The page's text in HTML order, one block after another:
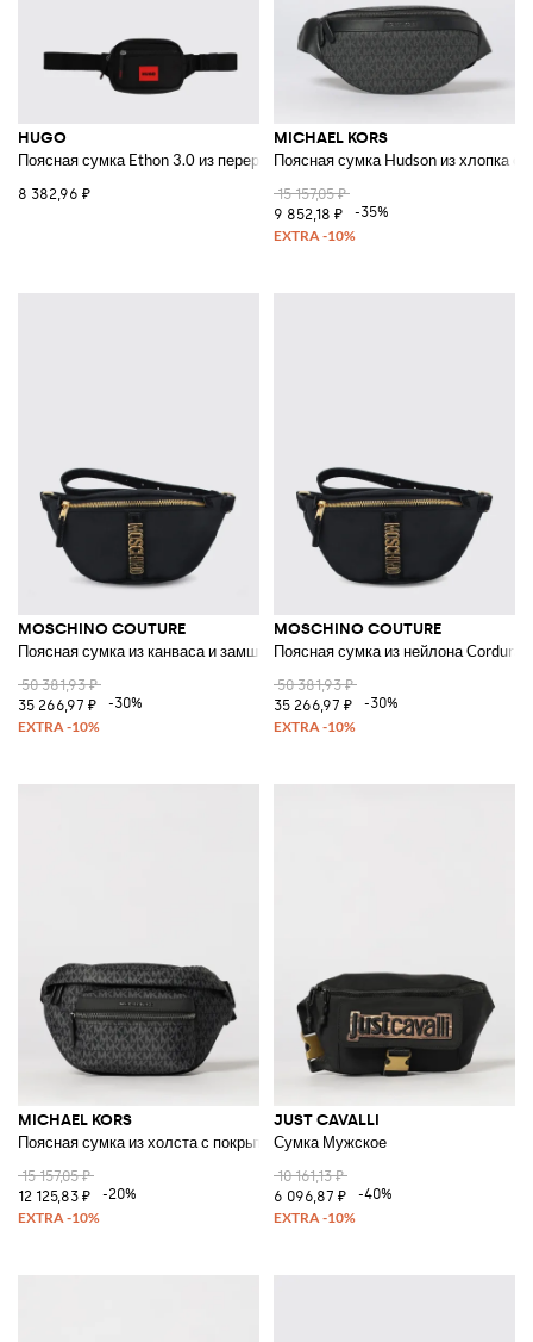
HUGO
Поясная сумка Ethon 3.0 из переработанного полиэстера с логотипом
8 382,96 ₽
MICHAEL KORS
Поясная сумка Hudson из хлопка
15 157,05 ₽
9 852,18 ₽
-35%
MOSCHINO COUTURE
Поясная сумка из канваса и замши
50 381,93 ₽
35 266,97 ₽
-30%
MOSCHINO COUTURE
Поясная сумка из нейлона Cordura
50 381,93 ₽
35 266,97 ₽
-30%
MICHAEL KORS
Поясная сумка из холста с покрытием и монограммным принтом MK
15 157,05 ₽
12 125,83 ₽
-20%
JUST CAVALLI
Сумка Мужское
10 161,13 ₽
6 096,87 ₽
-40%